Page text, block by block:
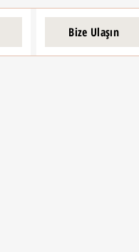
Bize Ulaşın